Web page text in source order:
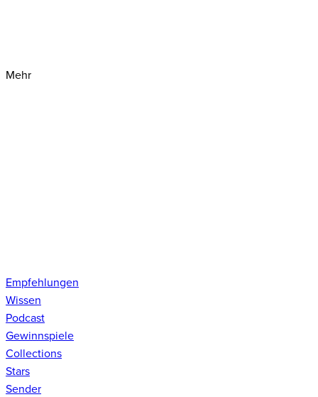
Mehr
Empfehlungen
Wissen
Podcast
Gewinnspiele
Collections
Stars
Sender